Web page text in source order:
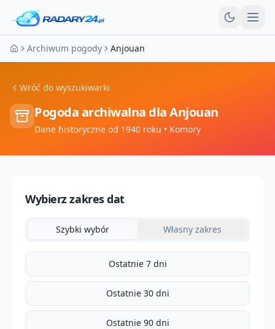
Strona główna
Archiwum pogody Anjouan
Wróć do wyszukiwarki
Pogoda archiwalna dlaAnjouan
Dane historyczne od 1940 roku • Komory
Wybierz zakres dat
Szybki wybór Własny zakres
Ostatnie 7 dni
Ostatnie 30 dni
Ostatnie 90 dni